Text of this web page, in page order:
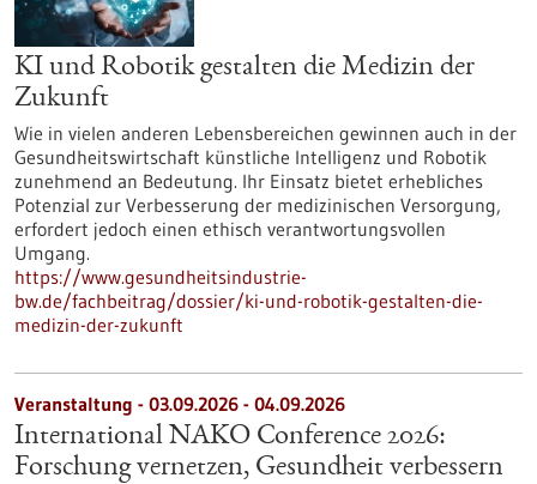
KI und Robotik gestalten die Medizin der
Zukunft
Wie in vielen anderen Lebensbereichen gewinnen auch in der
Gesundheitswirtschaft künstliche Intelligenz und Robotik
zunehmend an Bedeutung. Ihr Einsatz bietet erhebliches
Potenzial zur Verbesserung der medizinischen Versorgung,
erfordert jedoch einen ethisch verantwortungsvollen
Umgang.
https://www.gesundheitsindustrie-
bw.de/fachbeitrag/dossier/ki-und-robotik-gestalten-die-
medizin-der-zukunft
Veranstaltung - 03.09.2026 - 04.09.2026
International NAKO Conference 2026:
Forschung vernetzen, Gesundheit verbessern